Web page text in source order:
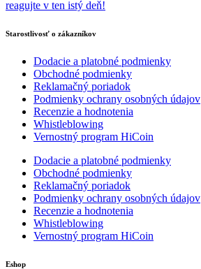
reagujte v ten istý deň!
Starostlivosť o zákazníkov
Dodacie a platobné podmienky
Obchodné podmienky
Reklamačný poriadok
Podmienky ochrany osobných údajov
Recenzie a hodnotenia
Whistleblowing
Vernostný program HiCoin
Dodacie a platobné podmienky
Obchodné podmienky
Reklamačný poriadok
Podmienky ochrany osobných údajov
Recenzie a hodnotenia
Whistleblowing
Vernostný program HiCoin
Eshop